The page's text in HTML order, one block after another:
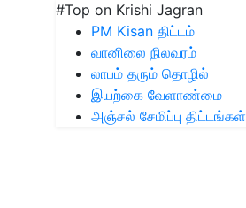
#Top on Krishi Jagran
PM Kisan திட்டம்
வானிலை நிலவரம்
லாபம் தரும் தொழில்
இயற்கை வேளாண்மை
அஞ்சல் சேமிப்பு திட்டங்கள்